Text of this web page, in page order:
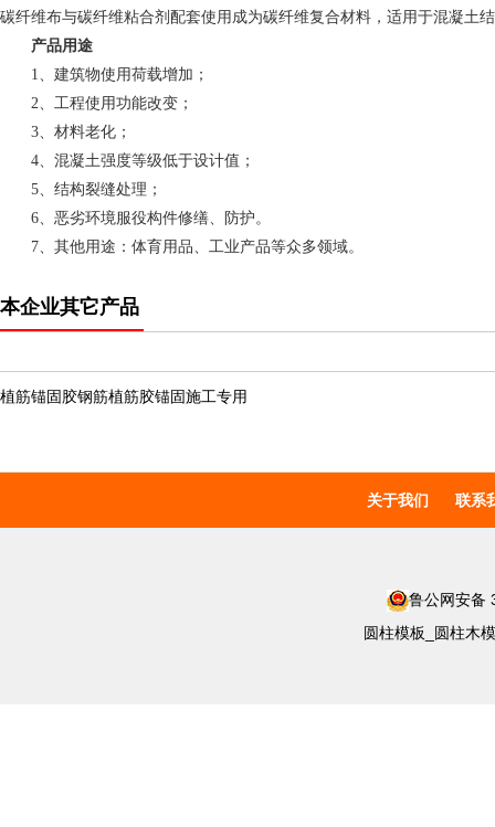
碳纤维布与碳纤维粘合剂配套使用成为碳纤维复合材料，适用于混凝土
产品用途
1、建筑物使用荷载增加；
2、工程使用功能改变；
3、材料老化；
4、混凝土强度等级低于设计值；
5、结构裂缝处理；
6、恶劣环境服役构件修缮、防护。
7、其他用途：体育用品、工业产品等众多领域。
本企业其它产品
植筋锚固胶钢筋植筋胶锚固施工专用
关于我们 联系
鲁公网安备
圆柱模板_圆柱木